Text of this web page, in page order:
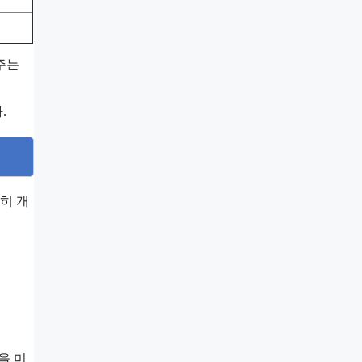
는
.
개
미